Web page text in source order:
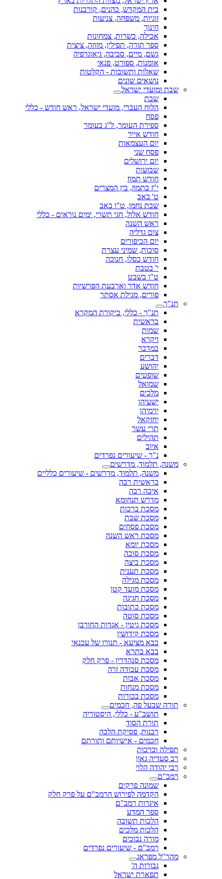
בית המקדש, כהנים, קורבנות
זוגיות, משפחה, צניעות
חינוך
אכילה, כשרות, צמחונות
ספר תורה, תפילין, מזוזה, ציצית
גשם, מיים, סביבה, גיאוגרפיה
אומנות, ספורט, פנאי
שאלות ותשובות - הקלטות
נושאים שונים
שבת ומועדי ישראל
שבת
הלוח העברי, מועדי ישראל, ראש חודש - כללי
פסח
ספירת העומר, ל"ג בעומר
חודש אייר
יום העצמאות
פסח שני
יום ירושלים
שבועות
חודש תמוז
י"ז בתמוז, בין המצרים
ט' באב
שבת נחמו, ט"ו באב
חודש אלול, חגי תשרי, ימים נוראים - כללי
ראש השנה
צום גדליה
יום הכיפורים
סוכות, שמיני עצרת
חודש כסלו, חנוכה
י' בטבת
ט"ו בשבט
חודש אדר וארבעת הפרשיות
פורים, מגילת אסתר
תנ"ך
תנ"ך - כללי, ביקורת המקרא
בראשית
שמות
ויקרא
במדבר
דברים
יהושע
שופטים
שמואל
מלכים
ישעיהו
ירמיהו
יחזקאל
תרי עשר
תהילים
איוב
נ"ך - שיעורים נפרדים
משנה, תלמוד, מדרשים
משנה, תלמוד, מדרשים - שיעורים כלליים
בראשית רבה
איכה רבה
מדרש תנחומא
מסכת ברכות
מסכת שבת
מסכת פסחים
מסכת ראש השנה
מסכת יומא
מסכת סוכה
מסכת ביצה
מסכת תענית
מסכת מגילה
מסכת מועד קטן
מסכת חגיגה
מסכת כתובות
מסכת סוטה
מסכת גיטין - אגדות החורבן
מסכת קידושין
בבא מציעא - תנורו של עכנאי
בבא בתרא
מסכת סנהדרין - פרק חלק
מסכת עבודה זרה
מסכת אבות
מסכת מנחות
מסכת בכורות
תורה שבעל פה, חכמים
תושב"ע - כללי, היסטוריה
תורת הסוד
רבנות, פסיקת הלכה
חכמים - אישיותם ותורתם
תפילה וברכות
רב סעדיה גאון
רבי יהודה הלוי
רמב"ם
שמונה פרקים
הקדמה לפירוש הרמב"ם על פרק חלק
איגרות רמב"ם
ספר המדע
הלכות תשובה
הלכות מלכים
מורה נבוכים
רמב"ם - שיעורים נפרדים
מהר"ל מפראג
גבורות ה'
תפארת ישראל